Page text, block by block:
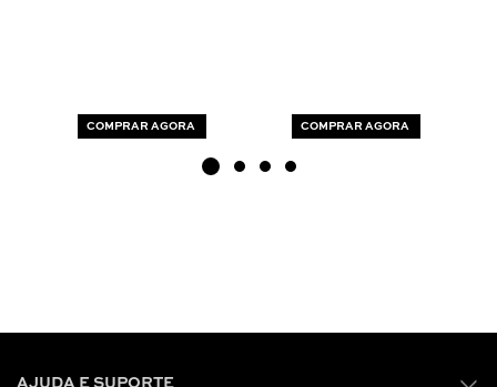
COMPRAR AGORA COMPRAR AGORA
AJUDA E SUPORTE